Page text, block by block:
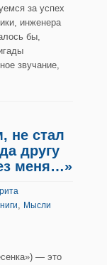
за успех
инженера
бы,
звучание,
не стал
другу
меня…»
, Мысли
— это